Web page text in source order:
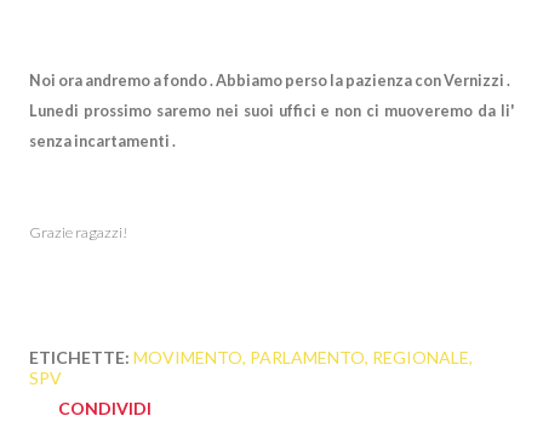
Noi ora andremo a fondo . Abbiamo perso la pazienza con Vernizzi .
Lunedi prossimo saremo nei suoi uffici e non ci muoveremo da li'
senza incartamenti .
Grazie ragazzi!
ETICHETTE: MOVIMENTO PARLAMENTO REGIONALE
SPV
CONDIVIDI